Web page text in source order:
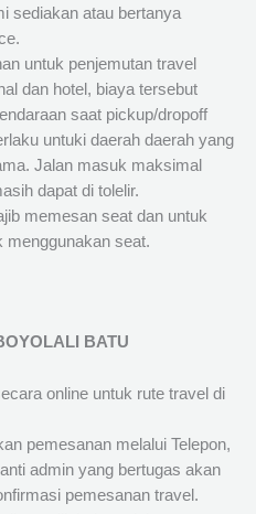
sediakan atau bertanya
untuk penjemutan travel
dan hotel, biaya tersebut
saat pickup/dropoff
untuki daerah daerah yang
Jalan masuk maksimal
dapat di tolelir.
memesan seat dan untuk
menggunakan seat.
BATU
online untuk rute travel di
pemesanan melalui Telepon,
admin yang bertugas akan
pemesanan travel.